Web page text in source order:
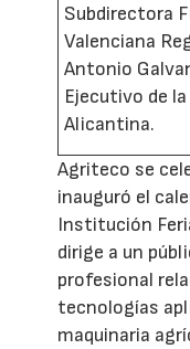
Subdirectora
Valenciana
Antonio
Ejecutivo de
Alicantina.
Agriteco se
inauguró el
Institución
dirige a un
profesional
tecnologías
maquinaria